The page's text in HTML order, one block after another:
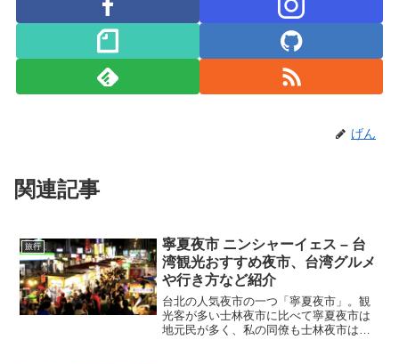
げん
関連記事
旅行
寧夏夜市 ニンシャーイェス – 台
湾観光おすすめ夜市、台湾グルメ
や行き方など紹介
台北の人気夜市の一つ「寧夏夜市」。観
光客が多い士林夜市に比べて寧夏夜市は
地元民が多く、私の同僚も士林夜市はあ